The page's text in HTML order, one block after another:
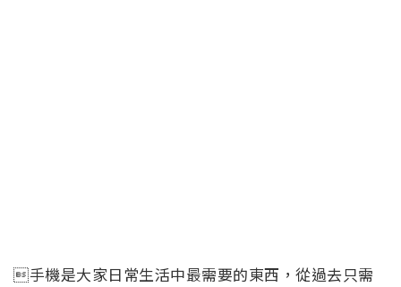
手機是大家日常生活中最需要的東西，從過去只需